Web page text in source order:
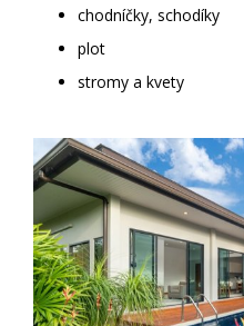
chodníčky, schodíky
plot
stromy a kvety